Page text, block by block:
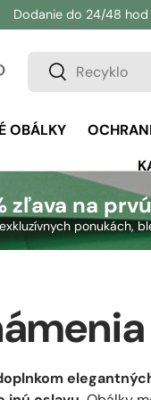
Dodanie do 24/48
Vyhľadávanie
Vyhľadávanie
OBÁLKY
zľava na
ponukách,